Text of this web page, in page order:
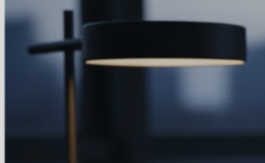
dass die Seite nahezu beste Positionierung